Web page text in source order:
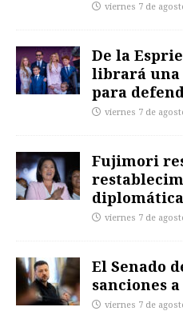
viernes 7 de
De la
librará una
para
viernes 7 de
Fujimori
viernes 7 de
El Senado
sanciones
viernes 7 de